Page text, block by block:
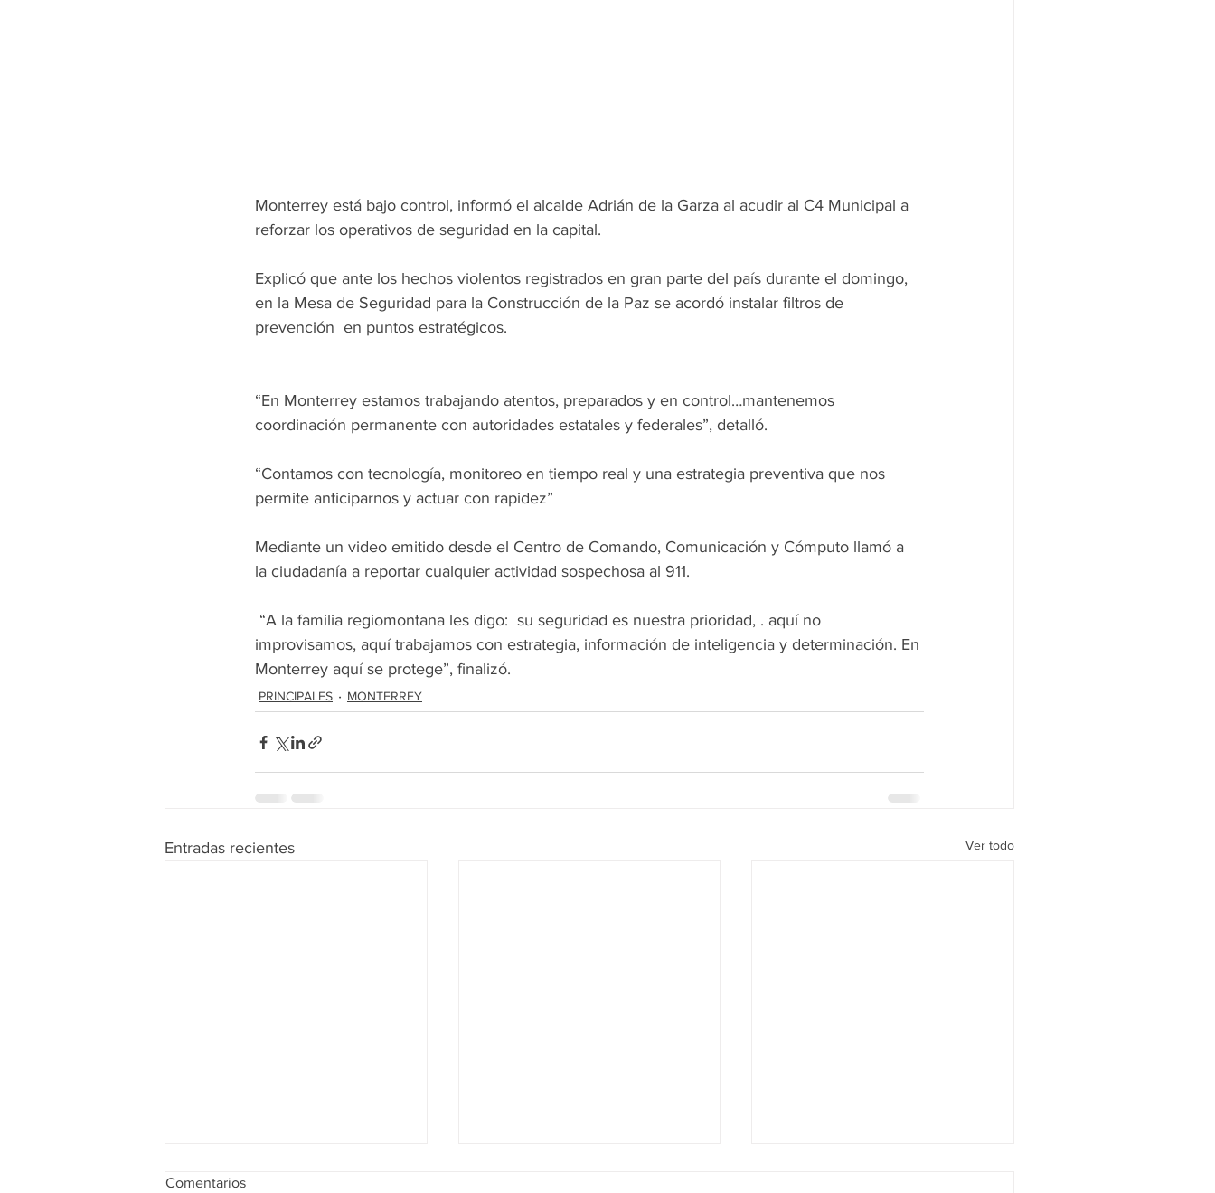
Monterrey está bajo control, informó el alcalde Adrián de la Garza al acudir al C4 Municipal a
reforzar los operativos de seguridad en la capital.
Explicó que ante los hechos violentos registrados en gran parte del país durante el domingo,
en la Mesa de Seguridad para la Construcción de la Paz se acordó instalar filtros de
prevención  en puntos estratégicos.
“En Monterrey estamos trabajando atentos, preparados y en control…mantenemos
coordinación permanente con autoridades estatales y federales”, detalló.
“Contamos con tecnología, monitoreo en tiempo real y una estrategia preventiva que nos
permite anticiparnos y actuar con rapidez”
Mediante un video emitido desde el Centro de Comando, Comunicación y Cómputo llamó a
la ciudadanía a reportar cualquier actividad sospechosa al 911.
improvisamos, aquí trabajamos con estrategia, información de inteligencia y determinación. En
Monterrey aquí se protege”, finalizó.
PRINCIPALES MONTERREY
Entradas recientes Ver todo
Comentarios